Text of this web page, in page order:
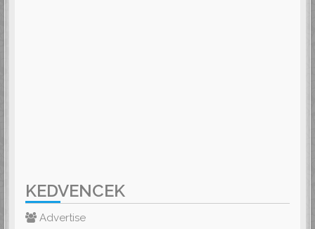
KEDVENCEK
Advertise